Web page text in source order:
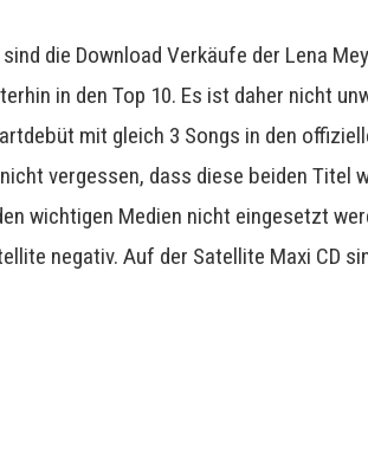
die Download Verkäufe der Lena
in den Top 10. Es ist daher nicht
mit gleich 3 Songs in den
vergessen, dass diese beiden Titel
wichtigen Medien nicht eingesetzt
negativ. Auf der Satellite Maxi CD